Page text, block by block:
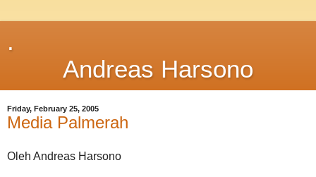
.
Andreas Harsono
Friday, February 25, 2005
Media Palmerah
Oleh Andreas Harsono